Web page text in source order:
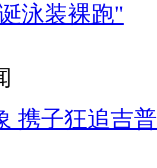
泳装裸跑"
携子狂追吉